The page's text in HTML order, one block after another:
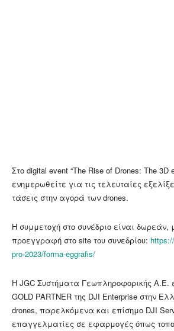
Στο digital event “The Rise of Drones: Τhe 3D
ενημερωθείτε για τις τελευταίες
τάσεις στην αγορά των drones.
Η συμμετοχή στο συνέδριο είναι δωρεάν,
προεγγραφή στο site του συνεδρίου:
pro-2023/forma-eggrafis/
Η JGC Συστήματα Γεωπληροφορικής Α.Ε.
GOLD PARTNER της DJI Enterprise στην
drones, παρελκόμενα και επίσημο DJI
επαγγελματίες σε εφαρμογές όπως